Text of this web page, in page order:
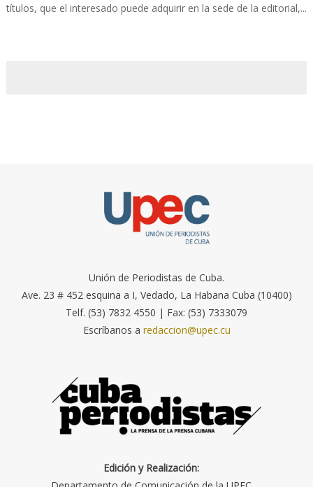
títulos, que el interesado puede adquirir en la sede de la editorial,...
Unión de Periodistas de Cuba.
Ave. 23 # 452 esquina a I, Vedado, La Habana Cuba (10400)
Telf. (53) 7832 4550 | Fax: (53) 7333079
Escríbanos a redaccion@upec.cu
Edición y Realización: